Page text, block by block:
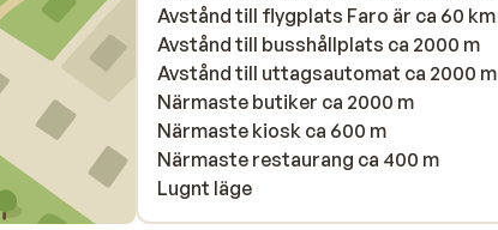
Avstånd till flygplats Faro är ca 60 km
Avstånd till busshållplats ca 2000 m
Avstånd till uttagsautomat ca 2000 m
Närmaste butiker ca 2000 m
Närmaste kiosk ca 600 m
Närmaste restaurang ca 400 m
Lugnt läge